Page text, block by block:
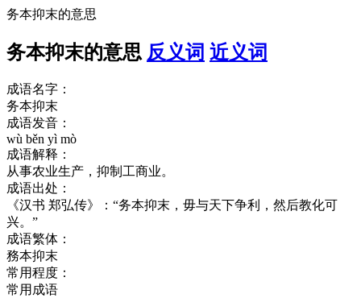
务本抑末的意思
务本抑末的意思 反义词 近义词
成语名字：
务本抑末
成语发音：
wù běn yì mò
成语解释：
从事农业生产，抑制工商业。
成语出处：
《汉书 郑弘传》：“务本抑末，毋与天下争利，然后教化可
兴。”
成语繁体：
務本抑末
常用程度：
常用成语